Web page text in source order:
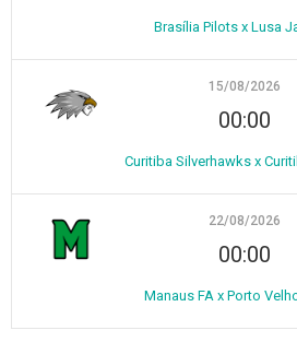
Brasília Pilots x Lusa
15/08/2026
00:00
Curitiba Silverhawks x
22/08/2026
00:00
Manaus FA x Porto